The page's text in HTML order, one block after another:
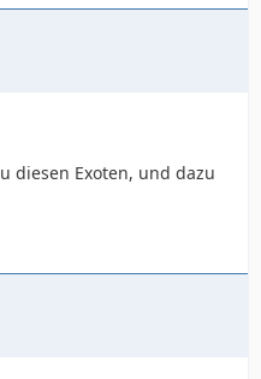
diesen Exoten, und dazu